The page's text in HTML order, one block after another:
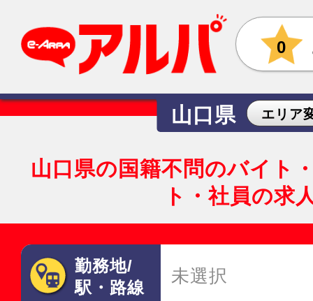
0
山口県 エリア
山口県の国籍不問のバイト
ト・社員の求
勤務地/
駅・路線
未選択